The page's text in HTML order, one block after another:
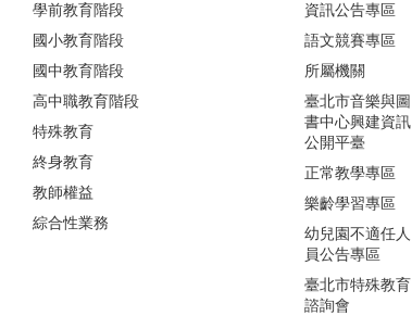
學前教育階段
國小教育階段
國中教育階段
高中職教育階段
特殊教育
終身教育
教師權益
綜合性業務
資訊公告專區
語文競賽專區
所屬機關
臺北市音樂與圖
書中心興建資訊
公開平臺
正常教學專區
樂齡學習專區
幼兒園不適任人
員公告專區
臺北市特殊教育
諮詢會